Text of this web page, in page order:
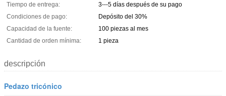
Tiempo de entrega:
3---5 días después de su pago
Condiciones de pago:
Depósito del 30%
Capacidad de la fuente:
100 piezas al mes
Cantidad de orden mínima:
1 pieza
descripción
Pedazo tricónico